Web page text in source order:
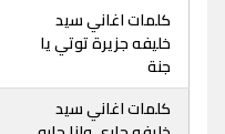
كلمات اغاني سيد
خليفه جزيرة توتي يا
جنة
كلمات اغاني سيد